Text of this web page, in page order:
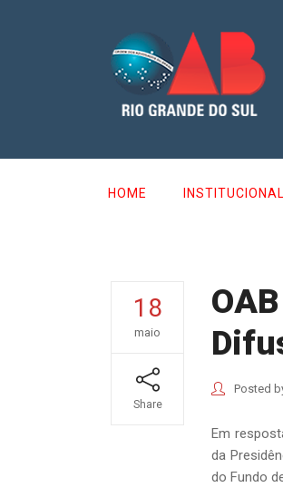
HOME INSTITUCIONAL
18
maio
Share
Posted
Em
da
do Fundo